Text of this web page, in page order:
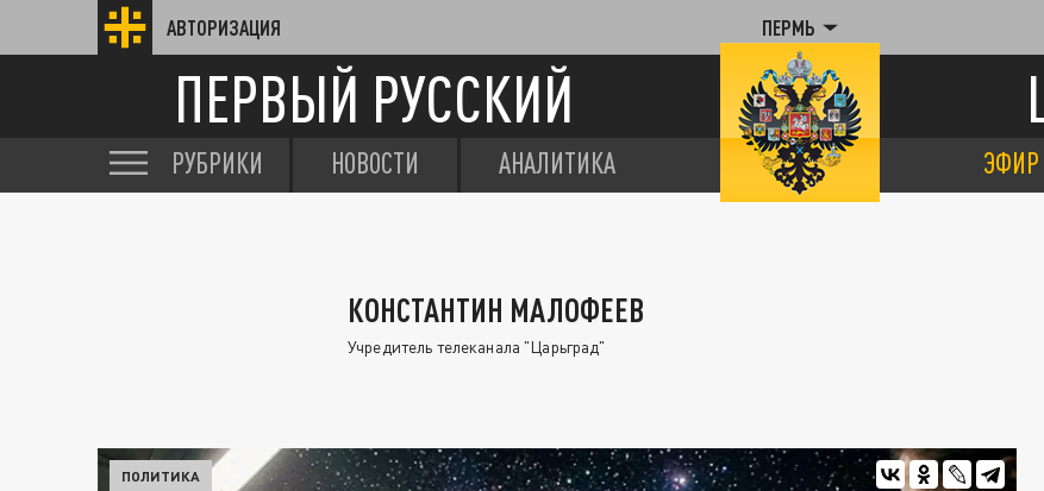
АВТОРИЗАЦИЯ ПЕРМЬ
ПЕРВЫЙ РУССКИЙ
РУБРИКИ НОВОСТИ АНАЛИТИКА ЭФИР
КОНСТАНТИН МАЛОФЕЕВ
Учредитель телеканала "Царьград"
ПОЛИТИКА